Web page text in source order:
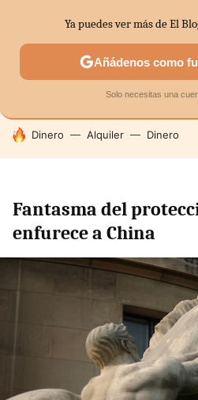
SECTORES ECONOMÍA
HOY SE HABLA DE
Dinero Alquiler Dinero
Fantasma del
enfurece a China
Ya puedes ver más de El
Añádenos como
Solo necesitas una